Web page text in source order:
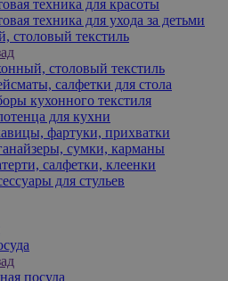
техника для красоты
техника для ухода за детьми
столовый текстиль
столовый текстиль
салфетки для стола
кухонного текстиля
для кухни
фартуки, прихватки
сумки, карманы
салфетки, клеенки
для стульев
посуда